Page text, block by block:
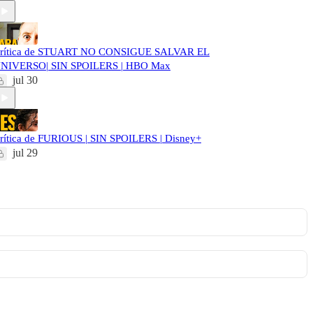
de STUART NO CONSIGUE SALVAR EL
SIN SPOILERS | HBO Max
jul 30
de FURIOUS | SIN SPOILERS | Disney+
jul 29